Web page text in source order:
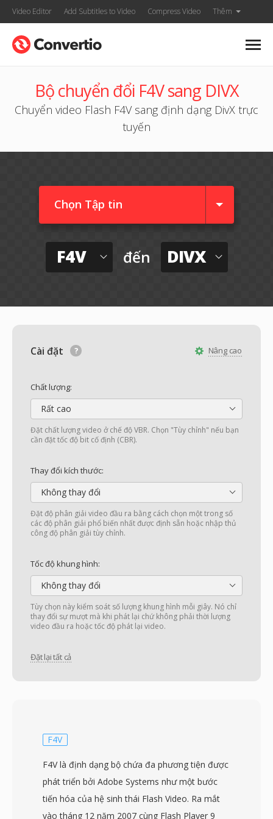
Video Editor Add Subtitles to Video Compress Video Thêm
Bộ chuyển đổi F4V sang DIVX
Chuyển video Flash F4V sang định dạng DivX trực
tuyến
Chọn Tập tin
F4V đến DIVX
Nâng cao
Cài đặt
Chất lượng:
Rất cao
Đặt chất lượng video ở chế độ VBR. Chọn "Tùy chỉnh" nếu bạn
cần đặt tốc độ bit cố định (CBR).
Thay đổi kích thước:
Không thay đổi
Đặt độ phân giải video đầu ra bằng cách chọn một trong số
các độ phân giải phổ biến nhất được định sẵn hoặc nhập thủ
công độ phân giải tùy chỉnh.
Tốc độ khung hình:
Không thay đổi
Tùy chọn này kiểm soát số lượng khung hình mỗi giây. Nó chỉ
thay đổi sự mượt mà khi phát lại chứ không phải thời lượng
video đầu ra hoặc tốc độ phát lại video.
Đặt lại tất cả
F4V
F4V là định dạng bộ chứa đa phương tiện được
phát triển bởi Adobe Systems như một bước
tiến hóa của hệ sinh thái Flash Video. Ra mắt
vào tháng 12 năm 2007 cùng Flash Player 9